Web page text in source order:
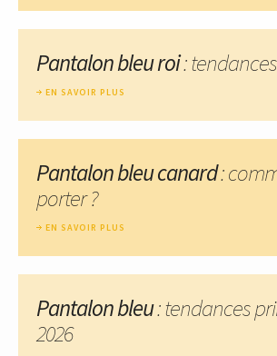
Pantalon bleu roi:
EN SAVOIR PLUS
Pantalon bleu canard:
porter ?
EN SAVOIR PLUS
Pantalon bleu: tendances
2026